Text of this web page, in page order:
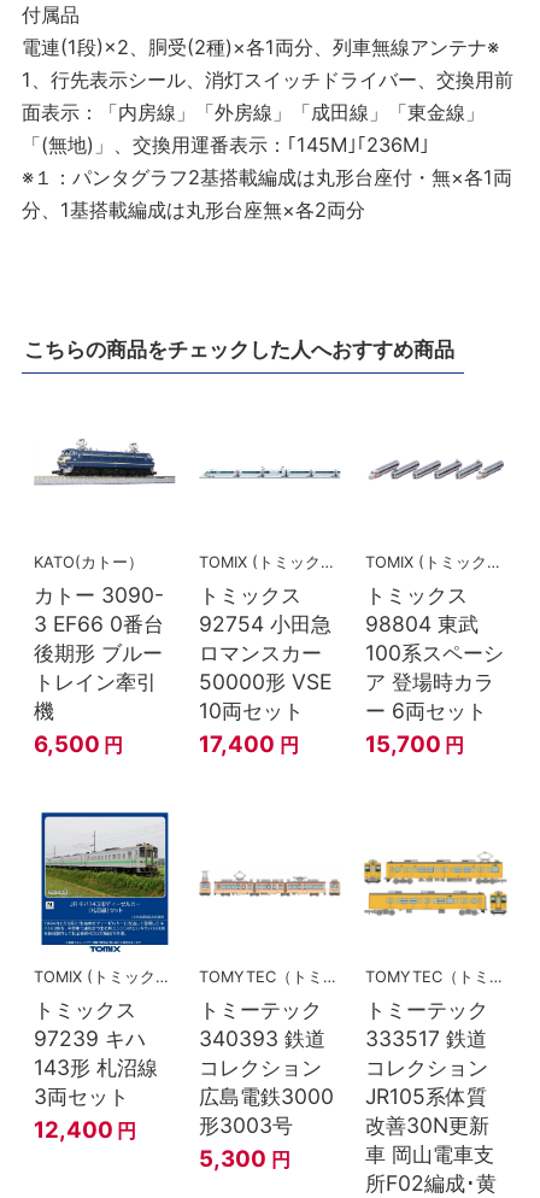
付属品
電連(1段)×2、胴受(2種)×各1両分、列車無線アンテナ※
1、行先表示シール、消灯スイッチドライバー、交換用前
面表示：「内房線」「外房線」「成田線」「東金線」
「(無地)」、交換用運番表示：｢145M｣｢236M｣
※１：パンタグラフ2基搭載編成は丸形台座付・無×各1両
分、1基搭載編成は丸形台座無×各2両分
こちらの商品をチェックした人へおすすめ商品
KATO(カトー）
カトー 3090-
3 EF66 0番台
後期形 ブルー
トレイン牽引
機
6,500 円
TOMIX (トミックス)
トミックス
92754 小田急
ロマンスカー
50000形 VSE
10両セット
17,400 円
TOMIX (トミックス)
トミックス
98804 東武
100系スペーシ
ア 登場時カラ
ー 6両セット
15,700 円
TOMIX (トミックス)
トミックス
97239 キハ
143形 札沼線
3両セット
12,400 円
TOMYTEC（トミーテック）
トミーテック
340393 鉄道
コレクション
広島電鉄3000
形3003号
5,300 円
TOMYTEC（トミーテック）
トミーテック
333517 鉄道
コレクション
JR105系体質
改善30N更新
車 岡山電車支
所F02編成･黄